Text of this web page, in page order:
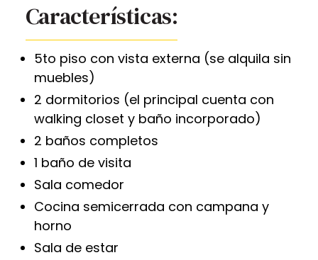
Características:
5to piso con vista externa (se alquila sin
muebles)
2 dormitorios (el principal cuenta con
walking closet y baño incorporado)
2 baños completos
1 baño de visita
Sala comedor
Cocina semicerrada con campana y
horno
Sala de estar